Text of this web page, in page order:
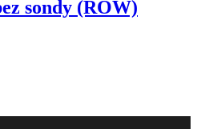
sondy (ROW)